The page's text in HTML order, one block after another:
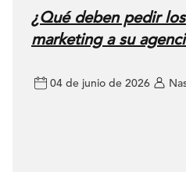
¿Qué deben pedir
marketing a su
04 de junio de 2026